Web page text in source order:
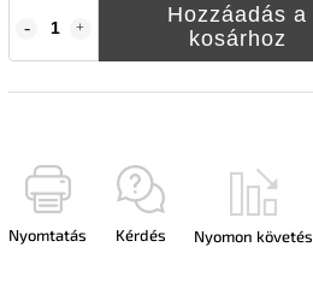
Hozzáadás a
kosárhoz
Nyomtatás Kérdés Nyomon követés